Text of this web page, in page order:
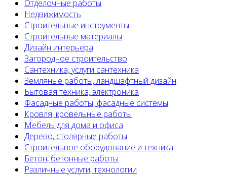
Отделочные работы
Недвижимость
Строительные инструменты
Строительные материалы
Дизайн интерьера
Загородное строительство
Сантехника, услуги сантехника
Земляные работы, ландшафтный дизайн
Бытовая техника, электроника
Фасадные работы, фасадные системы
Кровля, кровельные работы
Мебель для дома и офиса
Дерево, столярные работы
Строительное оборудование и техника
Бетон, бетонные работы
Различные услуги, технологии